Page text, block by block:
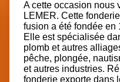
A cette occasion nous
LEMER. Cette
fusion a été fondée en
Elle est spécialisée
plomb et autres
pêche, plongée,
et autres industries.
fonderie exporte dans